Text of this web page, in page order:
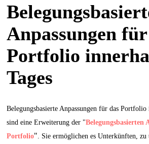
Anpassungen
Portfolio
Tages
Belegungsbasierte Anpassungen für das Portfolio
sind eine Erweiterung der "Belegungsbasierten
Portfolio". Sie ermöglichen es Unterkünften, zu